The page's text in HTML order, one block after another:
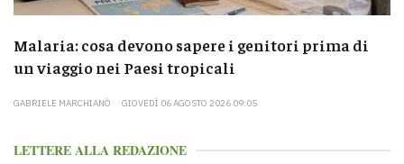
Malaria: cosa devono sapere i genitori prima di
un viaggio nei Paesi tropicali
GABRIELE MARCHIANÒ GIOVEDÌ 06 AGOSTO 2026 09:05
LETTERE ALLA REDAZIONE